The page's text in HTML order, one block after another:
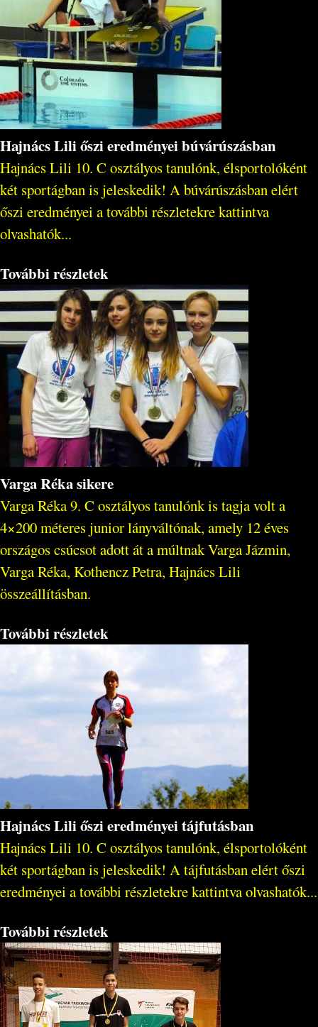
Hajnács Lili őszi eredményei búvárúszásban
Hajnács Lili 10. C osztályos tanulónk, élsportolóként
két sportágban is jeleskedik! A búvárúszásban elért
őszi eredményei a további részletekre kattintva
olvashatók...
További részletek
Varga Réka sikere
Varga Réka 9. C osztályos tanulónk is tagja volt a
4×200 méteres junior lányváltónak, amely 12 éves
országos csúcsot adott át a múltnak Varga Jázmin,
Varga Réka, Kothencz Petra, Hajnács Lili
összeállításban.
További részletek
Hajnács Lili őszi eredményei tájfutásban
Hajnács Lili 10. C osztályos tanulónk, élsportolóként
két sportágban is jeleskedik! A tájfutásban elért őszi
eredményei a további részletekre kattintva olvashatók...
További részletek